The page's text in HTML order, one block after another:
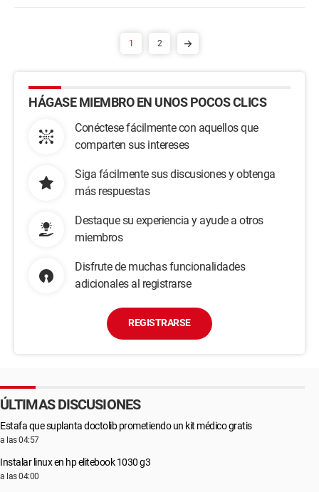
1 2
HÁGASE MIEMBRO EN UNOS POCOS CLICS
Conéctese fácilmente con aquellos que
comparten sus intereses
Siga fácilmente sus discusiones y obtenga
más respuestas
Destaque su experiencia y ayude a otros
miembros
Disfrute de muchas funcionalidades
adicionales al registrarse
REGISTRARSE
ÚLTIMAS DISCUSIONES
Estafa que suplanta doctolib prometiendo un kit médico gratis
a las 04:57
Instalar linux en hp elitebook 1030 g3
a las 04:00